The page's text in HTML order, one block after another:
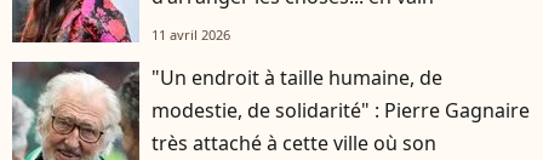
11 avril 2026
"Un endroit à taille humaine, de
modestie, de solidarité" : Pierre Gagnaire
très attaché à cette ville où son